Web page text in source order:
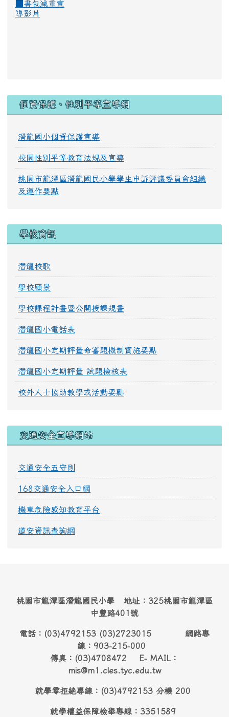
書包減重宣
導影片
個資保護、性別平等宣導網
潛龍國小個資保護宣導
校園性別平等教育法規及宣導
桃園市龍潭區潛龍國民小學學生申訴評議委員會組織
及運作要點
學校資訊
潛龍校歌
學校願景
學校課程計畫暨公開授課規畫
潛龍國小電話表
潛龍國小定期評量命審題機制實施要點
潛龍國小定期評量 試題檢核表
校外人士協助教學或活動要點
交通安全宣導網站
交通安全五守則
168交通安全入口網
機車危險感知教育平台
道安資訊查詢網
桃園市龍潭區潛龍國民小學 地址：325桃園市龍潭區
中豐路401號
電話：(03)4792153 (03)2723015 網路專
線：903-215-000
傳真：(03)4708472 E- MAIL：
mis@m1.cles.tyc.edu.tw
就學零拒絶專線：(03)4792153 分機 200
就學權益保障檢舉專線：3351589